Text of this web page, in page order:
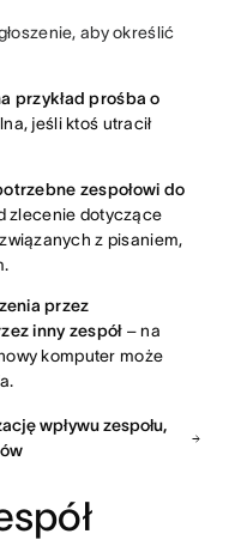
aby określić
przykład prośba o
jeśli ktoś utracił
zespołowi do
zlecenie dotyczące
z pisaniem,
przez
inny zespół– na
komputer może
wpływu zespołu,